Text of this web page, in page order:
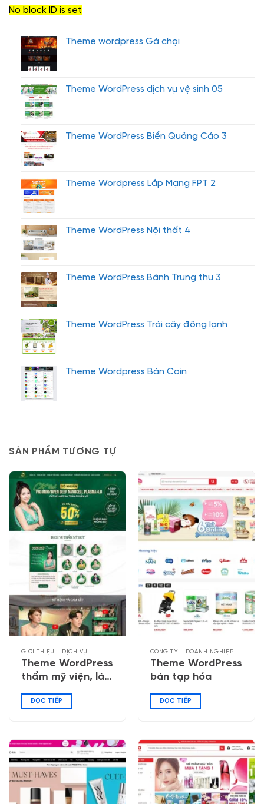
No block ID is set
Theme wordpress Gà chọi
Theme WordPress dịch vụ vệ sinh 05
Theme WordPress Biển Quảng Cáo 3
Theme Wordpress Lắp Mạng FPT 2
Theme WordPress Nội thất 4
Theme WordPress Bánh Trung thu 3
Theme WordPress Trái cây đông lạnh
Theme Wordpress Bán Coin
SẢN PHẨM TƯƠNG TỰ
GIỚI THIỆU - DỊCH VỤ
Theme WordPress
thẩm mỹ viện, làm
ĐỌC TIẾP
CÔNG TY - DOANH NGHIỆP
Theme WordPress
bán tạp hóa
ĐỌC TIẾP